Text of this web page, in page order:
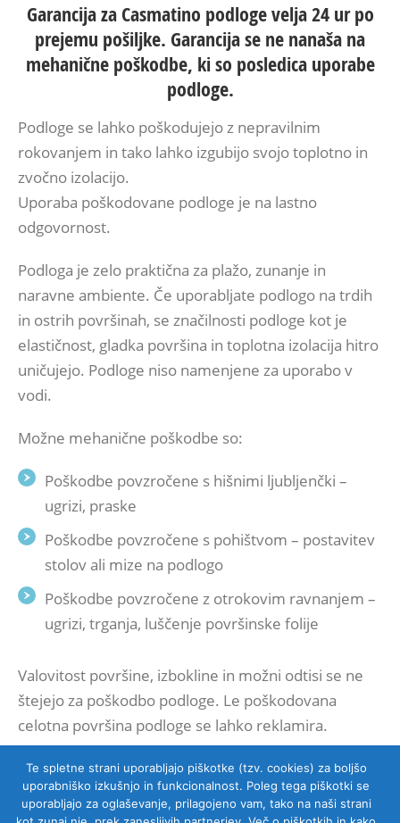
Garancija za Casmatino podloge velja 24 ur po
prejemu pošiljke. Garancija se ne nanaša na
mehanične poškodbe, ki so posledica uporabe
podloge.
Podloge se lahko poškodujejo z nepravilnim
rokovanjem in tako lahko izgubijo svojo toplotno in
zvočno izolacijo.
Uporaba poškodovane podloge je na lastno
odgovornost.
Podloga je zelo praktična za plažo, zunanje in
naravne ambiente. Če uporabljate podlogo na trdih
in ostrih površinah, se značilnosti podloge kot je
elastičnost, gladka površina in toplotna izolacija hitro
uničujejo. Podloge niso namenjene za uporabo v
vodi.
Možne mehanične poškodbe so:
Poškodbe povzročene s hišnimi ljubljenčki –
ugrizi, praske
Poškodbe povzročene s pohištvom – postavitev
stolov ali mize na podlogo
Poškodbe povzročene z otrokovim ravnanjem –
ugrizi, trganja, luščenje površinske folije
Valovitost površine, izbokline in možni odtisi se ne
štejejo za poškodbo podloge. Le poškodovana
celotna površina podloge se lahko reklamira.
Te spletne strani uporabljajo piškotke (tzv. cookies) za boljšo
uporabniško izkušnjo in funkcionalnost. Poleg tega piškotki se
uporabljajo za oglaševanje, prilagojeno vam, tako na naši strani